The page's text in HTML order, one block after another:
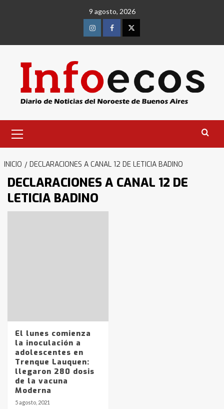
9 agosto, 2026
InstagramFacebookTwitter
primario
INICIO DECLARACIONES A CANAL 12 DE LETICIA BADINO
DECLARACIONES A CANAL 12 DE
LETICIA BADINO
El lunes comienza
la inoculación a
adolescentes en
Trenque Lauquen:
llegaron 280 dosis
de la vacuna
Moderna
5 agosto, 2021
4
Accidente en Ruta 5: falleció un
joven de Trenque Lauquen